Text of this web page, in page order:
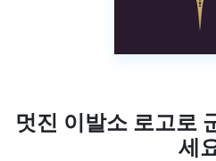
멋진 이발소 로고로
세